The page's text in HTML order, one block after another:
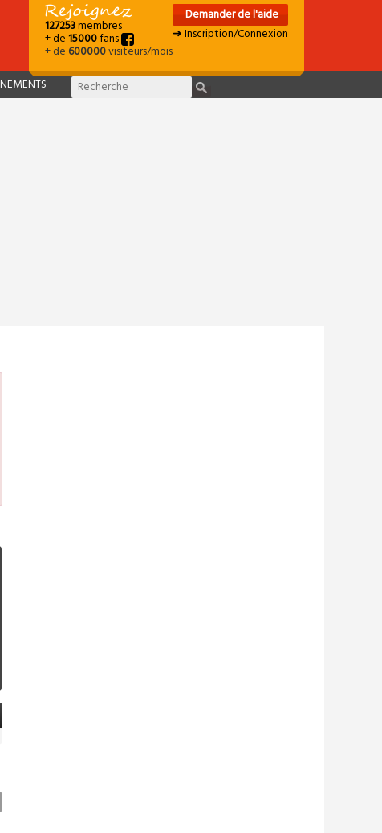
127253membres
+ de15000fans
+ de600000visiteurs/mois
Demander de l'aide
➜ Inscription/Connexion